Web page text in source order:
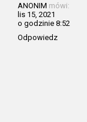
ANONIM mówi:
lis 15, 2021
o godzinie 8:52
Odpowiedz